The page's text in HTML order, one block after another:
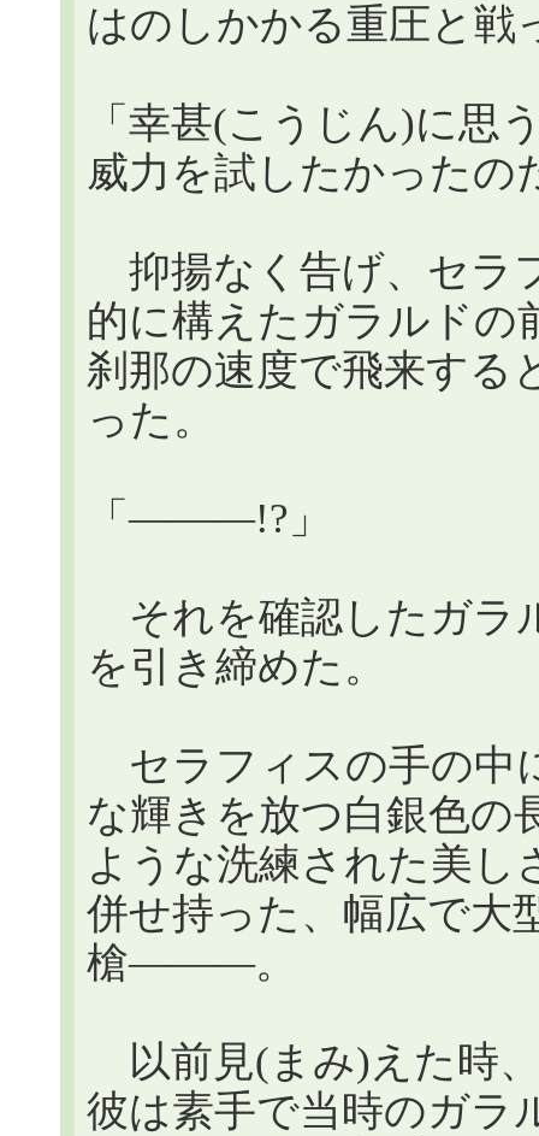
はのしかかる重圧と戦
「幸甚(こうじん)に思
威力を試したかったの
抑揚なく告げ、セラ
的に構えたガラルドの
刹那の速度で飛来する
った。
「―――!?」
それを確認したガラ
を引き締めた。
セラフィスの手の中
な輝きを放つ白銀色の
ような洗練された美し
併せ持った、幅広で大
槍―――。
以前見(まみ)えた時
彼は素手で当時のガラ